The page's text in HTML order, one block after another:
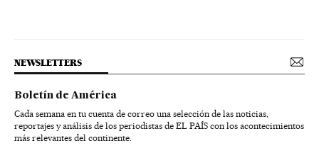
NEWSLETTERS
Boletín de América
Cada semana en tu cuenta de correo una selección de las noticias,
reportajes y análisis de los periodistas de EL PAÍS con los acontecimientos
más relevantes del continente.